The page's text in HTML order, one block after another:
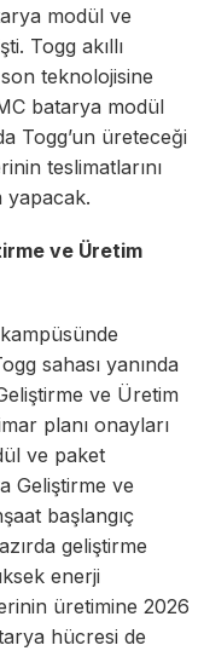
modül ve
Togg akıllı
teknolojisine
batarya modül
Togg’un üreteceği
teslimatlarını
yapacak.
ve Üretim
sahası yanında
ve Üretim
planı onayları
ve paket
Geliştirme ve
başlangıç
geliştirme
enerji
üretimine 2026
hücresi de